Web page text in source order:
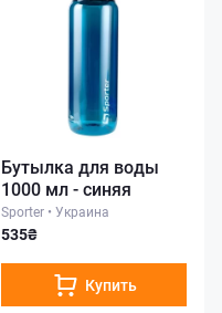
Бутылка для воды
1000 мл - синяя
Sporter • Украина
535₴
Купить